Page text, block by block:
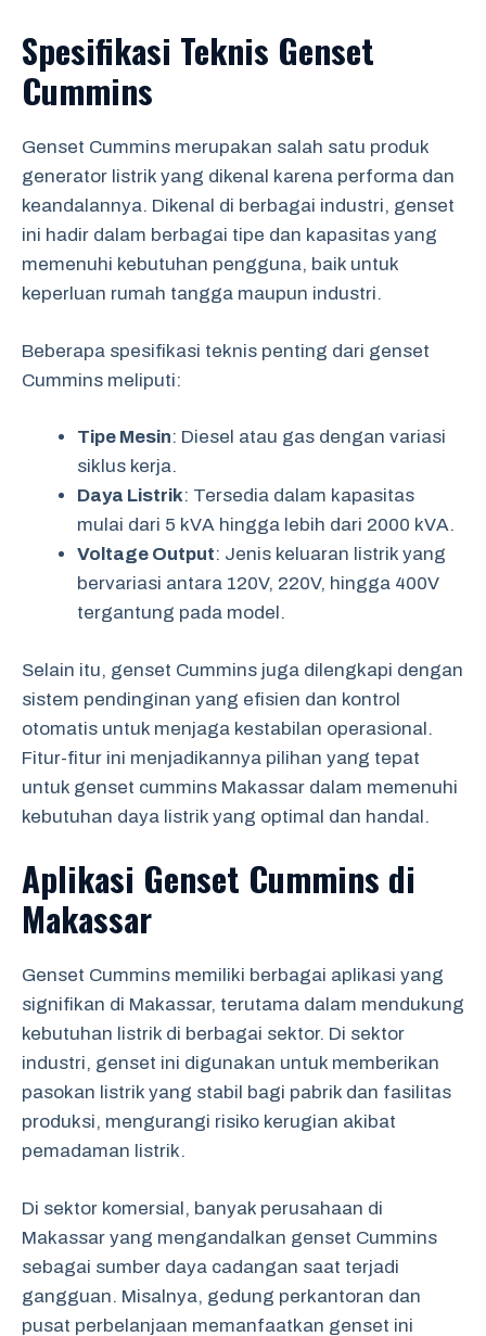
Spesifikasi Teknis Genset
Cummins
Genset Cummins merupakan salah satu produk
generator listrik yang dikenal karena performa dan
keandalannya. Dikenal di berbagai industri, genset
ini hadir dalam berbagai tipe dan kapasitas yang
memenuhi kebutuhan pengguna, baik untuk
keperluan rumah tangga maupun industri.
Beberapa spesifikasi teknis penting dari genset
Cummins meliputi:
Tipe Mesin: Diesel atau gas dengan variasi
siklus kerja.
Daya Listrik: Tersedia dalam kapasitas
mulai dari 5 kVA hingga lebih dari 2000 kVA.
Voltage Output: Jenis keluaran listrik yang
bervariasi antara 120V, 220V, hingga 400V
tergantung pada model.
Selain itu, genset Cummins juga dilengkapi dengan
sistem pendinginan yang efisien dan kontrol
otomatis untuk menjaga kestabilan operasional.
Fitur-fitur ini menjadikannya pilihan yang tepat
untuk genset cummins Makassar dalam memenuhi
kebutuhan daya listrik yang optimal dan handal.
Aplikasi Genset Cummins di
Makassar
Genset Cummins memiliki berbagai aplikasi yang
signifikan di Makassar, terutama dalam mendukung
kebutuhan listrik di berbagai sektor. Di sektor
industri, genset ini digunakan untuk memberikan
pasokan listrik yang stabil bagi pabrik dan fasilitas
produksi, mengurangi risiko kerugian akibat
pemadaman listrik.
Di sektor komersial, banyak perusahaan di
Makassar yang mengandalkan genset Cummins
sebagai sumber daya cadangan saat terjadi
gangguan. Misalnya, gedung perkantoran dan
pusat perbelanjaan memanfaatkan genset ini